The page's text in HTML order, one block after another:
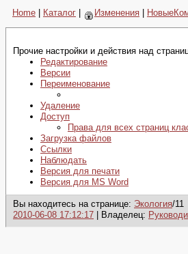
Home Каталог Изменения
Прочие настройки и действия над
Редактирование
Версии
Переименование
Удаление
Доступ
Права для всех страниц
Загрузка файлов
Ссылки
Наблюдать
Версия для печати
Версия для MS Word
Вы находитесь на странице: Экология/11
2010-06-08 17:12:17 | Владелец: